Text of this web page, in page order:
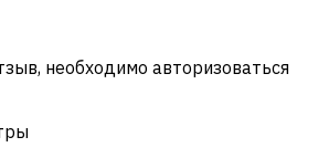
необходимо авторизоваться